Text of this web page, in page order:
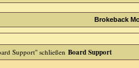
Brokeback
Board Support